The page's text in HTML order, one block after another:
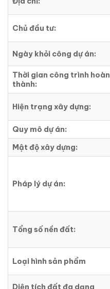
Chủ đầu tư:
Ngày khỏi công dự án:
Thời gian công trình hoàn
thành:
Hiện trạng xây dựng:
Quy mô dự án:
Mật độ xây dựng:
Pháp lý dự án:
Tổng số nền đất:
Loại hình sản phẩm